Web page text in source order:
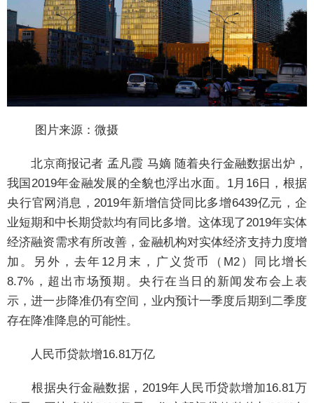
图片来源：微摄
北京商报记者 孟凡霞 马嫡 随着央行金融数据出炉，
我国2019年金融发展的全貌也浮出水面。1月16日，根据
央行官网消息，2019年新增信贷同比多增6439亿元，企
业短期和中长期贷款均有同比多增。这体现了2019年实体
经济融资需求有所改善，金融机构对实体经济支持力度增
加。另外，去年12月末，广义货币（M2）同比增长
8.7%，超出市场预期。央行在当日的新闻发布会上表
示，进一步降准仍有空间，业内预计一季度后期到二季度
存在降准降息的可能性。
人民币贷款增16.81万亿
根据央行金融数据，2019年人民币贷款增加16.81万